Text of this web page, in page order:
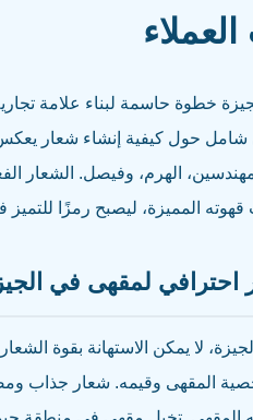
خطوة حاسمة لبناء علامة
شامل حول كيفية إنشاء شعار
الهرم، وفيصل. الشعار
المميزة، ليصبح رمزًا
احترافي لمقهى في
لا يمكن الاستهانة بقوة
المقهى وقيمه. شعار جذاب